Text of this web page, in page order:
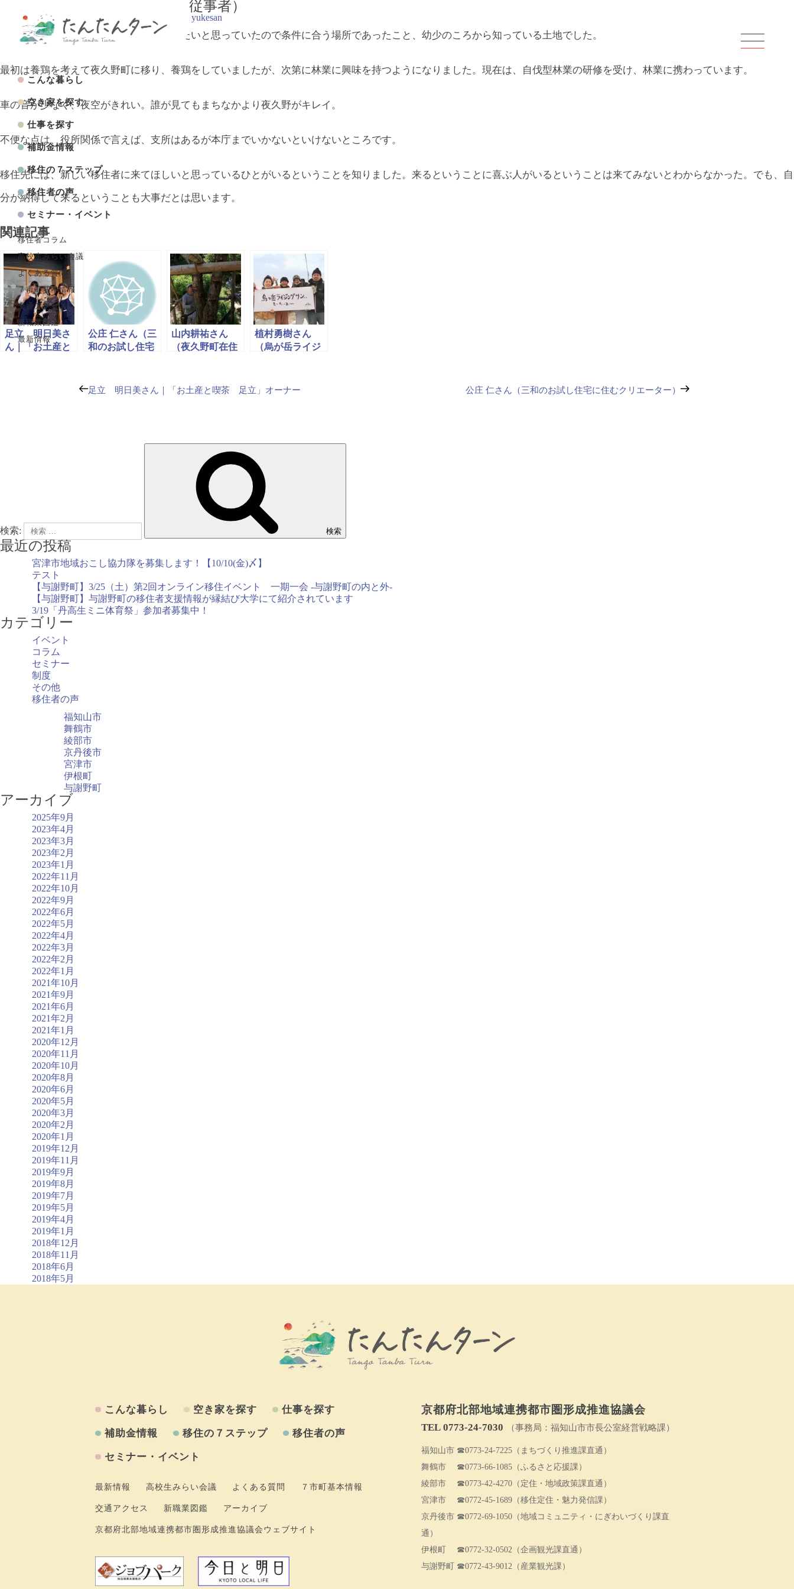
こんな暮らし
空き家を探す
仕事を探す
補助金情報
移住の７ステップ
移住者の声
セミナー・イベント
移住者コラム
高校生みらい会議
よくある質問
７市町基本情報
交通アクセス
新職業図鑑
最新情報
今西 崇さん（夜久野町 林業従事者）
投稿日: 2020年2月26日 2021年3月31日 yukesan
父親のふるさとでした。また、養鶏をしたいと思っていたので条件に合う場所であったこと、幼少のころから知っている土地でした。
最初は養鶏を考えて夜久野町に移り、養鶏をしていましたが、次第に林業に興味を持つようになりました。現在は、自伐型林業の研修を受け、林業に携わっています。
車の音が少なく、夜空がきれい。誰が見てもまちなかより夜久野がキレイ。
不便な点は、役所関係で言えば、支所はあるが本庁までいかないといけないところです。
移住先には、新しい移住者に来てほしいと思っているひとがいるということを知りました。来るということに喜ぶ人がいるということは来てみないとわからなかった。でも、自
分が納得して来るということも大事だとは思います。
関連記事
足立 明日美さ
ん｜「お土産と
公庄 仁さん（三
和のお試し住宅
山内耕祐さん
（夜久野町在住
植村勇樹さん
（烏が岳ライジ
長）
足立 明日美さん｜「お土産と喫茶 足立」オーナー 公庄 仁さん（三和のお試し住宅に住むクリエーター）
検索: 検索
最近の投稿
宮津市地域おこし協力隊を募集します！【10/10(金)〆】
テスト
【与謝野町】3/25（土）第2回オンライン移住イベント 一期一会 -与謝野町の内と外-
【与謝野町】与謝野町の移住者支援情報が縁結び大学にて紹介されています
3/19「丹高生ミニ体育祭」参加者募集中！
カテゴリー
イベント
コラム
セミナー
制度
その他
移住者の声
福知山市
舞鶴市
綾部市
京丹後市
宮津市
伊根町
与謝野町
アーカイブ
2025年9月
2023年4月
2023年3月
2023年2月
2023年1月
2022年11月
2022年10月
2022年9月
2022年6月
2022年5月
2022年4月
2022年3月
2022年2月
2022年1月
2021年10月
2021年9月
2021年6月
2021年2月
2021年1月
2020年12月
2020年11月
2020年10月
2020年8月
2020年6月
2020年5月
2020年3月
2020年2月
2020年1月
2019年12月
2019年11月
2019年9月
2019年8月
2019年7月
2019年5月
2019年4月
2019年1月
2018年12月
2018年11月
2018年6月
2018年5月
こんな暮らし 空き家を探す 仕事を探す
補助金情報 移住の７ステップ 移住者の声
セミナー・イベント
最新情報 高校生みらい会議 よくある質問 ７市町基本情報
交通アクセス 新職業図鑑 アーカイブ
京都府北部地域連携都市圏形成推進協議会ウェブサイト
京都府北部地域連携都市圏形成推進協議会
TEL 0773‐24-7030 （事務局：福知山市市長公室経営戦略課）
福知山市 ☎0773-24-7225（まちづくり推進課直通）
舞鶴市 ☎0773-66-1085（ふるさと応援課）
綾部市 ☎0773-42-4270（定住・地域政策課直通）
宮津市 ☎0772-45-1689（移住定住・魅力発信課）
京丹後市 ☎0772-69-1050（地域コミュニティ・にぎわいづくり課直
通）
伊根町 ☎0772-32-0502 （企画観光課直通）
与謝野町 ☎0772-43-9012 （産業観光課）